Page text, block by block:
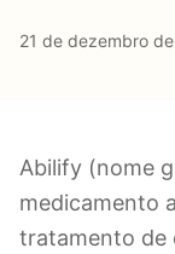
21 de dezembro
Abilify (nome
medicamento
tratamento de